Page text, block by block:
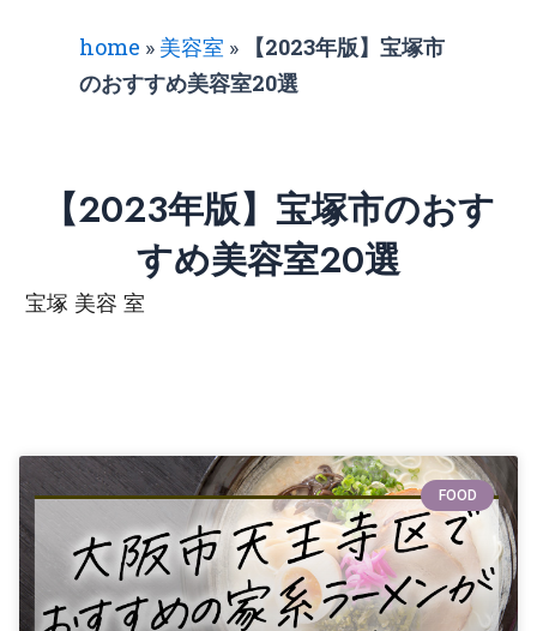
home » 美容室 »
【2023年版】宝塚市
のおすすめ美容室20選
【2023年版】宝塚市のおす
すめ美容室20選
宝塚 美容 室
FOOD